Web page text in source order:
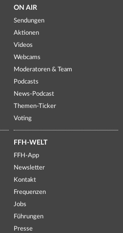
ON AIR
Sendungen
Aktionen
Videos
Webcams
Moderatoren & Team
Podcasts
News-Podcast
Themen-Ticker
Voting
FFH-WELT
FFH-App
Newsletter
Kontakt
Frequenzen
Jobs
Führungen
Presse